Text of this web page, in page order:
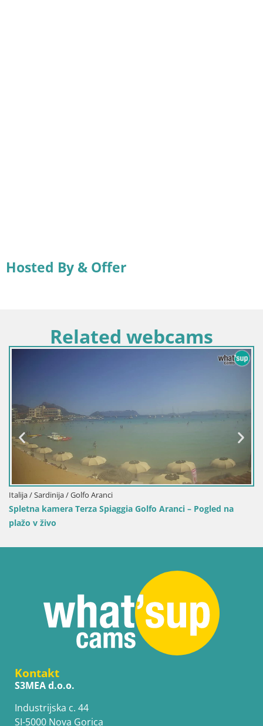
Hosted By & Offer
Related webcams
/ Sardinija / Golfo Aranci
kamera Terza Spiaggia Golfo Aranci – Pogled na
v živo
Kontakt
S3MEA d.o.o.
Industrijska c. 44
SI-5000 Nova Gorica